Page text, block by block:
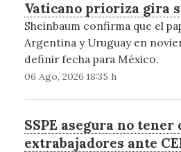
Vaticano prioriza gira
Sheinbaum confirma que el
Argentina y Uruguay en
definir fecha para México.
06 Ago, 2026 18:35 h
SSPE asegura no tener
extrabajadores ante